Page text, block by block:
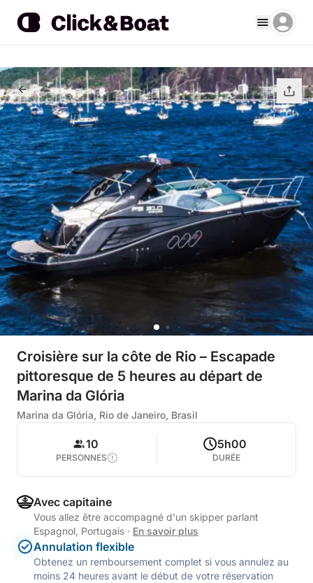
Croisière sur la côte de Rio – Escapade
pittoresque de 5 heures au départ de
Marina da Glória
Marina da Glória, Rio de Janeiro, Brasil
10
PERSONNES
5h00
DURÉE
Avec capitaine
Vous allez être accompagné d'un skipper parlant
Espagnol, Portugais · En savoir plus
Annulation flexible
Obtenez un remboursement complet si vous annulez au
moins 24 heures avant le début de votre réservation